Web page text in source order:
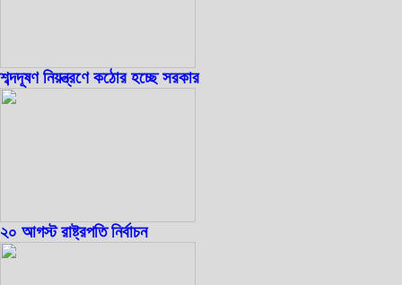
শব্দদূষণ নিয়ন্ত্রণে কঠোর হচ্ছে সরকার
২০ আগস্ট রাষ্ট্রপতি নির্বাচন